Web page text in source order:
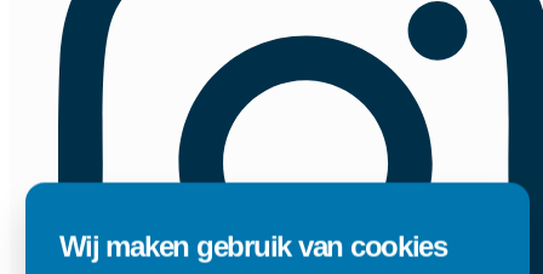
Wij maken gebruik van cookies